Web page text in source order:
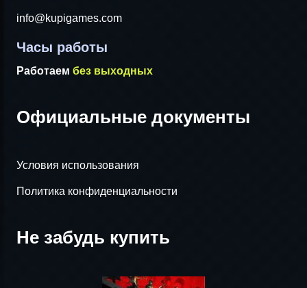
info@kupigames.com
Часы работы
Работаем без выходных
Официальные документы
Условия использования
Политика конфиденциальности
Не забудь купить